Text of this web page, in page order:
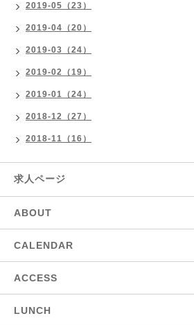
2019-05（23）
2019-04（20）
2019-03（24）
2019-02（19）
2019-01（24）
2018-12（27）
2018-11（16）
求人ページ
ABOUT
CALENDAR
ACCESS
LUNCH